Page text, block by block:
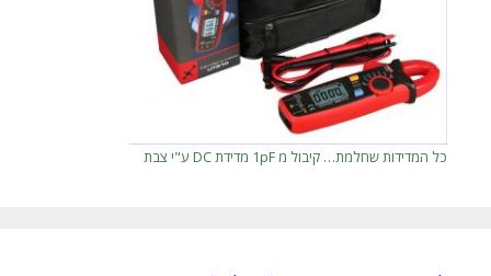
כל המדידות שחלמת… קיבול מ 1pF מדידת DC ע"י צבת